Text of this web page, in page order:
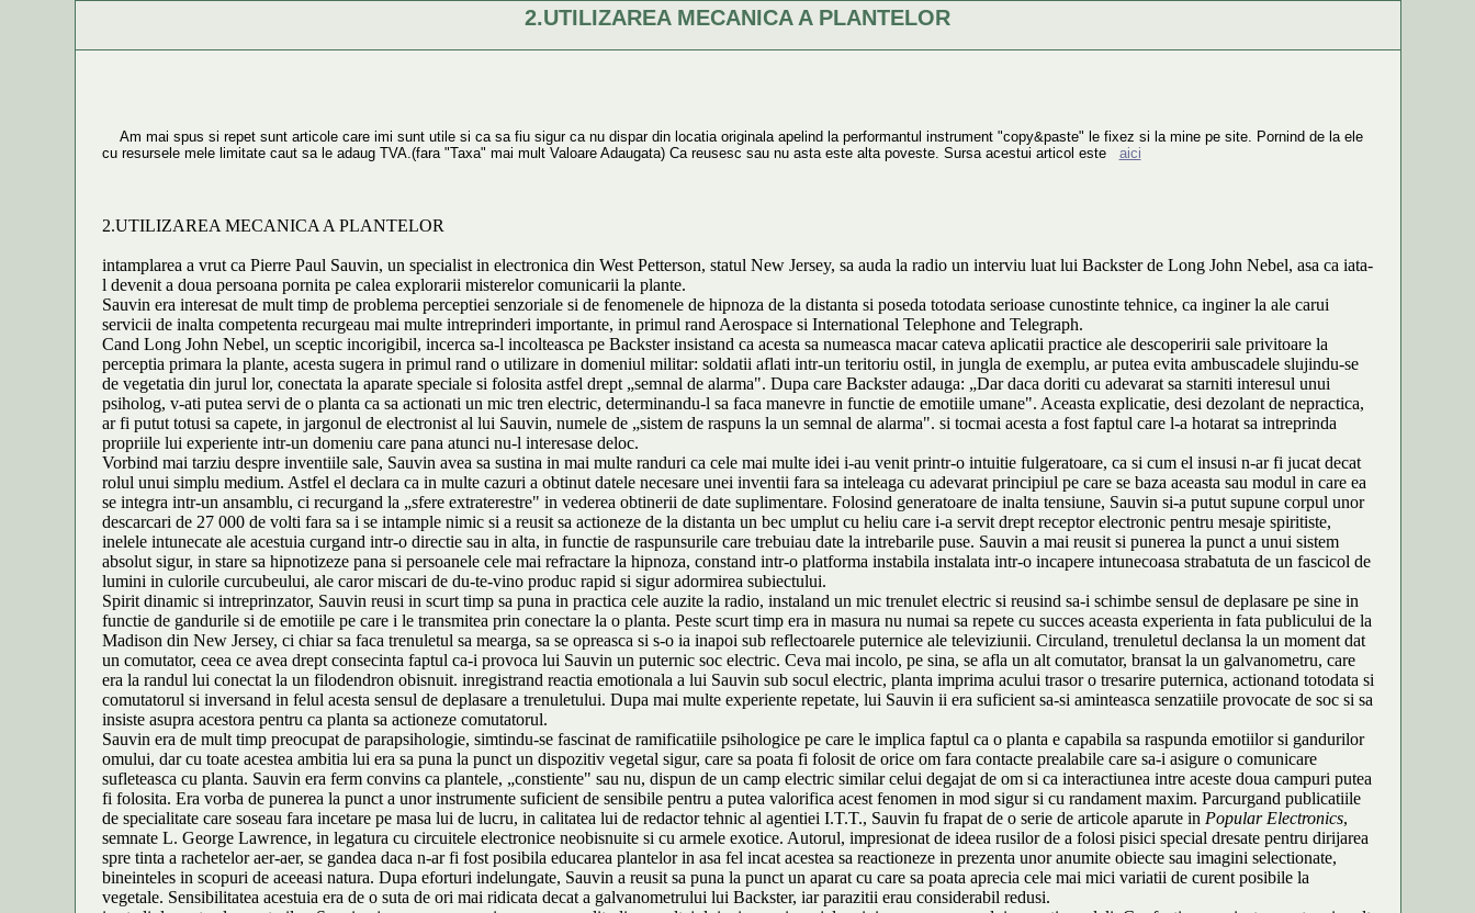
2.UTILIZAREA MECANICA A PLANTELOR
Am mai spus si repet sunt articole care imi sunt utile si ca sa fiu sigur ca nu dispar din locatia originala apelind la performantul instrument "copy&paste" le fixez si la mine pe site. Pornind de la ele
cu resursele mele limitate caut sa le adaug TVA.(fara "Taxa" mai mult Valoare Adaugata) Ca reusesc sau nu asta este alta poveste. Sursa acestui articol este aici
2.UTILIZAREA MECANICA A PLANTELOR
intamplarea a vrut ca Pierre Paul Sauvin, un specialist in electronica din West Petterson, statul New Jersey, sa auda la radio un interviu luat lui Backster de Long John Nebel, asa ca iata-
l devenit a doua persoana pornita pe calea explorarii misterelor comunicarii la plante.
Sauvin era interesat de mult timp de problema perceptiei senzoriale si de fenomenele de hipnoza de la distanta si poseda totodata serioase cunostinte tehnice, ca inginer la ale carui
servicii de inalta competenta recurgeau mai multe intreprinderi importante, in primul rand Aerospace si International Telephone and Telegraph.
Cand Long John Nebel, un sceptic incorigibil, incerca sa-l incolteasca pe Backster insistand ca acesta sa numeasca macar cateva aplicatii practice ale descoperirii sale privitoare la
perceptia primara la plante, acesta sugera in primul rand o utilizare in domeniul militar: soldatii aflati intr-un teritoriu ostil, in jungla de exemplu, ar putea evita ambuscadele slujindu-se
de vegetatia din jurul lor, conectata la aparate speciale si folosita astfel drept „semnal de alarma". Dupa care Backster adauga: „Dar daca doriti cu adevarat sa starniti interesul unui
psiholog, v-ati putea servi de o planta ca sa actionati un mic tren electric, determinandu-l sa faca manevre in functie de emotiile umane". Aceasta explicatie, desi dezolant de nepractica,
ar fi putut totusi sa capete, in jargonul de electronist al lui Sauvin, numele de „sistem de raspuns la un semnal de alarma". si tocmai acesta a fost faptul care l-a hotarat sa intreprinda
propriile lui experiente intr-un domeniu care pana atunci nu-l interesase deloc.
Vorbind mai tarziu despre inventiile sale, Sauvin avea sa sustina in mai multe randuri ca cele mai multe idei i-au venit printr-o intuitie fulgeratoare, ca si cum el insusi n-ar fi jucat decat
rolul unui simplu medium. Astfel el declara ca in multe cazuri a obtinut datele necesare unei inventii fara sa inteleaga cu adevarat principiul pe care se baza aceasta sau modul in care ea
se integra intr-un ansamblu, ci recurgand la „sfere extraterestre" in vederea obtinerii de date suplimentare. Folosind generatoare de inalta tensiune, Sauvin si-a putut supune corpul unor
descarcari de 27 000 de volti fara sa i se intample nimic si a reusit sa actioneze de la distanta un bec umplut cu heliu care i-a servit drept receptor electronic pentru mesaje spiritiste,
inelele intunecate ale acestuia curgand intr-o directie sau in alta, in functie de raspunsurile care trebuiau date la intrebarile puse. Sauvin a mai reusit si punerea la punct a unui sistem
absolut sigur, in stare sa hipnotizeze pana si persoanele cele mai refractare la hipnoza, constand intr-o platforma instabila instalata intr-o incapere intunecoasa strabatuta de un fascicol de
lumini in culorile curcubeului, ale caror miscari de du-te-vino produc rapid si sigur adormirea subiectului.
Spirit dinamic si intreprinzator, Sauvin reusi in scurt timp sa puna in practica cele auzite la radio, instaland un mic trenulet electric si reusind sa-i schimbe sensul de deplasare pe sine in
functie de gandurile si de emotiile pe care i le transmitea prin conectare la o planta. Peste scurt timp era in masura nu numai sa repete cu succes aceasta experienta in fata publicului de la
Madison din New Jersey, ci chiar sa faca trenuletul sa mearga, sa se opreasca si s-o ia inapoi sub reflectoarele puternice ale televiziunii. Circuland, trenuletul declansa la un moment dat
un comutator, ceea ce avea drept consecinta faptul ca-i provoca lui Sauvin un puternic soc electric. Ceva mai incolo, pe sina, se afla un alt comutator, bransat la un galvanometru, care
era la randul lui conectat la un filodendron obisnuit. inregistrand reactia emotionala a lui Sauvin sub socul electric, planta imprima acului trasor o tresarire puternica, actionand totodata si
comutatorul si inversand in felul acesta sensul de deplasare a trenuletului. Dupa mai multe experiente repetate, lui Sauvin ii era suficient sa-si aminteasca senzatiile provocate de soc si sa
insiste asupra acestora pentru ca planta sa actioneze comutatorul.
Sauvin era de mult timp preocupat de parapsihologie, simtindu-se fascinat de ramificatiile psihologice pe care le implica faptul ca o planta e capabila sa raspunda emotiilor si gandurilor
omului, dar cu toate acestea ambitia lui era sa puna la punct un dispozitiv vegetal sigur, care sa poata fi folosit de orice om fara contacte prealabile care sa-i asigure o comunicare
sufleteasca cu planta. Sauvin era ferm convins ca plantele, „constiente" sau nu, dispun de un camp electric similar celui degajat de om si ca interactiunea intre aceste doua campuri putea
fi folosita. Era vorba de punerea la punct a unor instrumente suficient de sensibile pentru a putea valorifica acest fenomen in mod sigur si cu randament maxim. Parcurgand publicatiile
de specialitate care soseau fara incetare pe masa lui de lucru, in calitatea lui de redactor tehnic al agentiei I.T.T., Sauvin fu frapat de o serie de articole aparute in Popular Electronics,
semnate L. George Lawrence, in legatura cu circuitele electronice neobisnuite si cu armele exotice. Autorul, impresionat de ideea rusilor de a folosi pisici special dresate pentru dirijarea
spre tinta a rachetelor aer-aer, se gandea daca n-ar fi fost posibila educarea plantelor in asa fel incat acestea sa reactioneze in prezenta unor anumite obiecte sau imagini selectionate,
bineinteles in scopuri de aceeasi natura. Dupa eforturi indelungate, Sauvin a reusit sa puna la punct un aparat cu care sa poata aprecia cele mai mici variatii de curent posibile la
vegetale. Sensibilitatea acestuia era de o suta de ori mai ridicata decat a galvanometrului lui Backster, iar parazitii erau considerabil redusi.